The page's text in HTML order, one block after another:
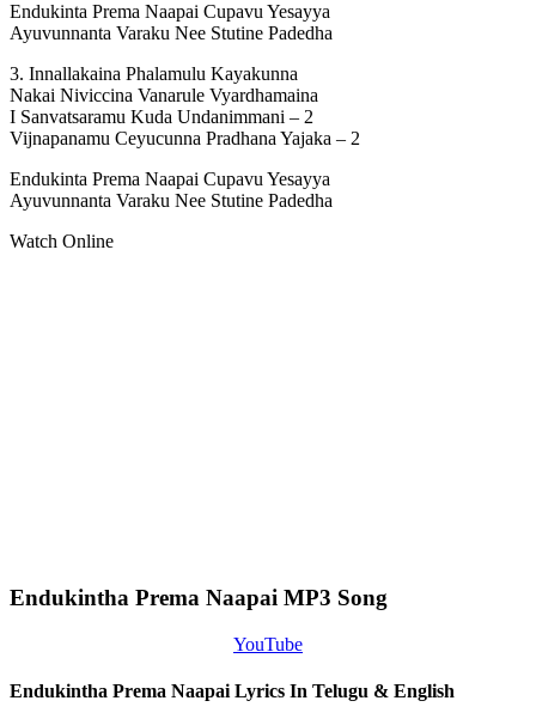
Endukinta Prema Naapai Cupavu Yesayya
Ayuvunnanta Varaku Nee Stutine Padedha
3. Innallakaina Phalamulu Kayakunna
Nakai Niviccina Vanarule Vyardhamaina
I Sanvatsaramu Kuda Undanimmani – 2
Vijnapanamu Ceyucunna Pradhana Yajaka – 2
Endukinta Prema Naapai Cupavu Yesayya
Ayuvunnanta Varaku Nee Stutine Padedha
Watch Online
Endukintha Prema Naapai MP3 Song
YouTube
Endukintha Prema Naapai Lyrics In Telugu & English